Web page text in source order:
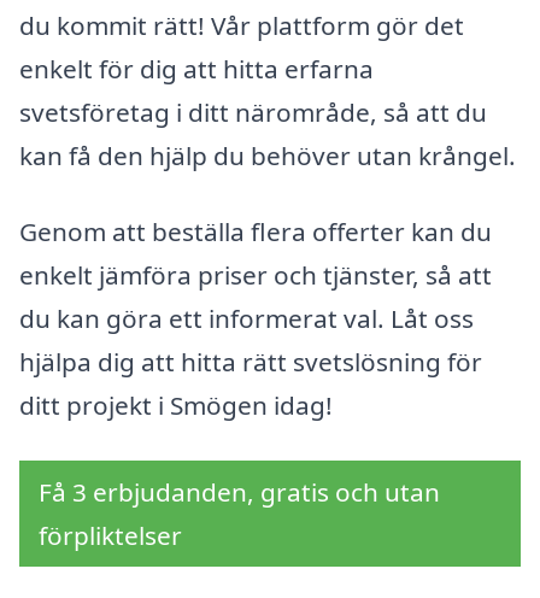
du kommit rätt! Vår plattform gör det
enkelt för dig att hitta erfarna
svetsföretag i ditt närområde, så att du
kan få den hjälp du behöver utan krångel.
Genom att beställa flera offerter kan du
enkelt jämföra priser och tjänster, så att
du kan göra ett informerat val. Låt oss
hjälpa dig att hitta rätt svetslösning för
ditt projekt i Smögen idag!
Få 3 erbjudanden, gratis och utan
förpliktelser